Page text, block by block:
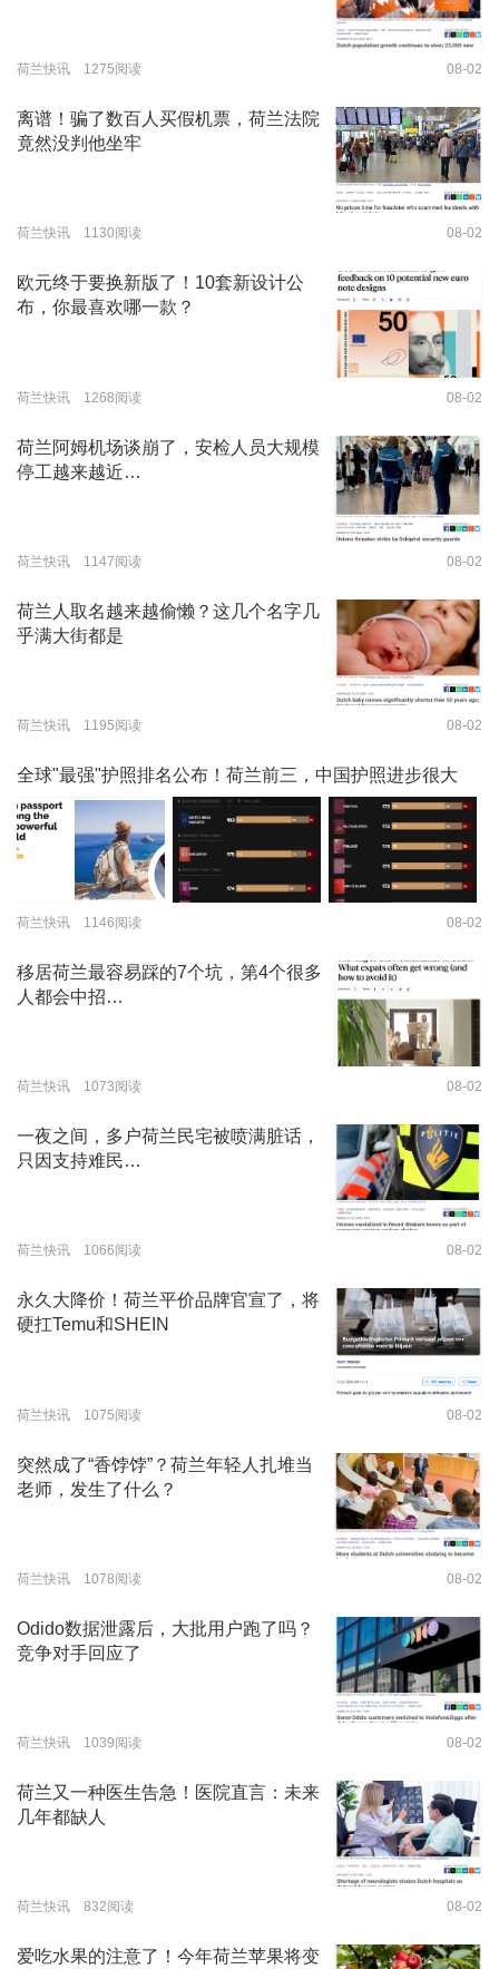
荷兰快讯 1275阅读 08-02
离谱！骗了数百人买假机票，荷兰法院
竟然没判他坐牢
荷兰快讯 1130阅读 08-02
欧元终于要换新版了！10套新设计公
布，你最喜欢哪一款？
荷兰快讯 1268阅读 08-02
荷兰阿姆机场谈崩了，安检人员大规模
停工越来越近…
荷兰快讯 1147阅读 08-02
荷兰人取名越来越偷懒？这几个名字几
乎满大街都是
荷兰快讯 1195阅读 08-02
全球"最强"护照排名公布！荷兰前三，中国护照进步很大
荷兰快讯 1146阅读 08-02
移居荷兰最容易踩的7个坑，第4个很多
人都会中招…
荷兰快讯 1073阅读 08-02
一夜之间，多户荷兰民宅被喷满脏话，
只因支持难民…
荷兰快讯 1066阅读 08-02
永久大降价！荷兰平价品牌官宣了，将
硬扛Temu和SHEIN
荷兰快讯 1075阅读 08-02
突然成了“香饽饽”？荷兰年轻人扎堆当
老师，发生了什么？
荷兰快讯 1078阅读 08-02
Odido数据泄露后，大批用户跑了吗？
竞争对手回应了
荷兰快讯 1039阅读 08-02
荷兰又一种医生告急！医院直言：未来
几年都缺人
荷兰快讯 832阅读 08-02
爱吃水果的注意了！今年荷兰苹果将变